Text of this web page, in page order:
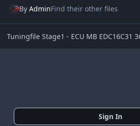
ByAdminFind their other files
Tuningfile Stage1 - ECU MB EDC16C31
Sign In